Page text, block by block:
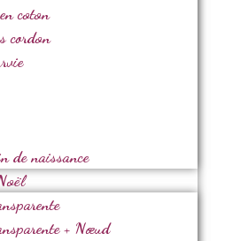
coton
cordon
de naissance
+ Nœud